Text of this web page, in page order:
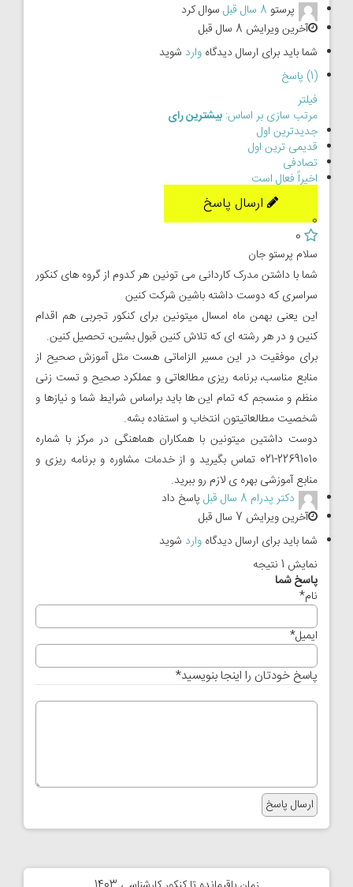
پرستو 8 سال قبل
سوال کرد
آخرین ویرایش 8 سال قبل
شما باید برای ارسال دیدگاه وارد شوید
(1) پاسخ
فیلتر
مرتب سازی بر اساس: بیشترین رای
جدیدترین اول
قدیمی ترین اول
تصادفی
اخیراً فعال است
ارسال پاسخ
0
0
سلام پرستو جان
شما با داشتن مدرک کاردانی می تونین هر کدوم از گروه های کنکور
سراسری که دوست داشته باشین شرکت کنین
این یعنی بهمن ماه امسال میتونین برای کنکور تجربی هم اقدام
کنین و در هر رشته ای که تلاش کنین قبول بشین، تحصیل کنین.
برای موفقیت در این مسیر الزاماتی هست مثل آموزش صحیح از
منابع مناسب، برنامه ریزی مطالعاتی و عملکرد صحیح و تست زنی
منظم و منسجم که تمام این ها باید براساس شرایط شما و نیازها و
شخصیت مطالعاتیتون انتخاب و استفاده بشه.
دوست داشتین میتونین با همکاران هماهنگی در مرکز با شماره
22691010-021 تماس بگیرید و از خدمات مشاوره و برنامه ریزی و
منابع آموزشی بهره ی لازم رو ببرید.
دکتر پدرام 8 سال قبل
پاسخ داد
آخرین ویرایش 7 سال قبل
شما باید برای ارسال دیدگاه وارد شوید
نمایش 1 نتیجه
پاسخ شما
نام*
ایمیل*
پاسخ خودتان را اینجا بنویسید*